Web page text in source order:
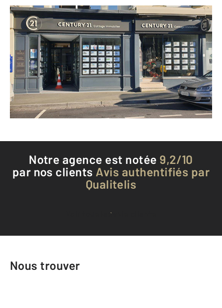
CENTURY 21 Cottage Immobilier
22 place de la République
NEMOURS - 77140
Envoyer un message
Téléphoner à l'agence
Notre agence est notée 9,2/10
par nos clients Avis authentifiés par
Qualitelis
Voir tous les avis clients
Nous trouver